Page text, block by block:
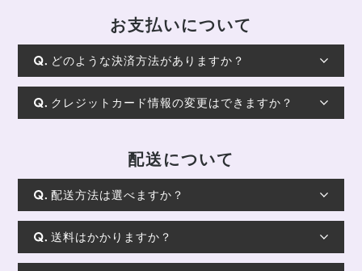
お支払いについて
どのような決済方法がありますか？
クレジットカード情報の変更はできますか？
配送について
配送方法は選べますか？
送料はかかりますか？